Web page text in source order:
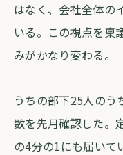
はなく、会社全体の
いる。この視点を稟
みがかなり変わる。
うちの部下25人のう
数を先月確認した。
の4分の1にも届いて